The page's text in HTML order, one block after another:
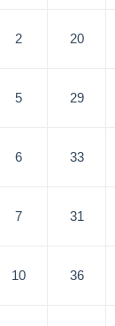
20
2
29
5
33
6
31
7
36
10